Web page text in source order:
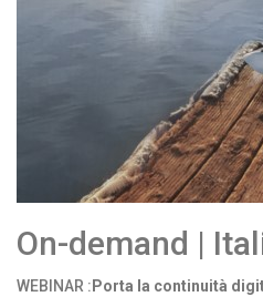
On-demand |
WEBINAR : Porta la continuità